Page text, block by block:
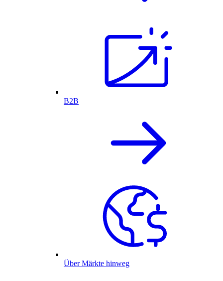
B2B
Über Märkte hinweg